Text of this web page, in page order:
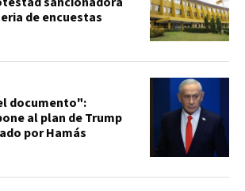
de encuestas
documento":
al plan de Trump
por Hamás